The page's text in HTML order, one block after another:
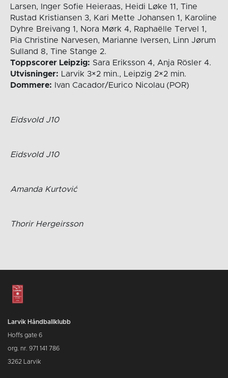
Larsen, Inger Sofie Heieraas, Heidi Løke 11, Tine
Rustad Kristiansen 3, Kari Mette Johansen 1, Karoline
Dyhre Breivang 1, Nora Mørk 4, Raphaëlle Tervel 1,
Pia Christine Narvesen, Marianne Iversen, Linn Jørum
Sulland 8, Tine Stange 2.
Toppscorer Leipzig: Sara Eriksson 4, Anja Rösler 4.
Utvisninger: Larvik 3×2 min., Leipzig 2×2 min.
Dommere: Ivan Cacador/Eurico Nicolau (POR)
Eidsvold J10
Eidsvold J10
Amanda Kurtović
Thorir Hergeirsson
Larvik Håndballklubb
Hoffs gate 6
org. nr. 971 141 786
3262 Larvik